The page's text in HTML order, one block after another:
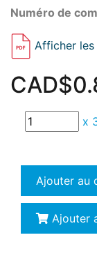
Numéro de
Afficher
x
Ajouter au
Ajouter